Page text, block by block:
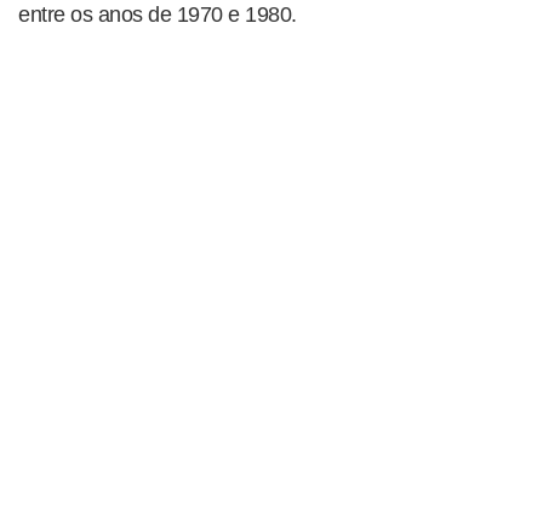
entre os anos de 1970 e 1980.